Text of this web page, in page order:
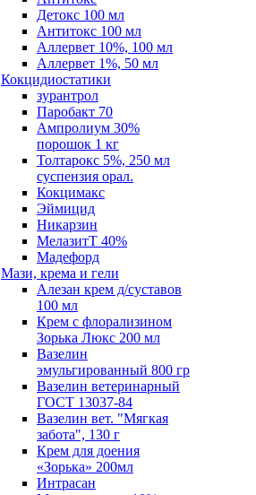
Детокс 100 мл
Антитокс 100 мл
Аллервет 10%, 100 мл
Аллервет 1%, 50 мл
Кокцидиостатики
зурантрол
Паробакт 70
Ампролиум 30%
порошок 1 кг
Толтарокс 5%, 250 мл
суспензия орал.
Кокцимакс
Эймицид
Никарзин
МелазитТ 40%
Мадефорд
Мази, крема и гели
Алезан крем д/суставов
100 мл
Крем с флорализином
Зорька Люкс 200 мл
Вазелин
эмульгированный 800 гр
Вазелин ветеринарный
ГОСТ 13037-84
Вазелин вет. "Мягкая
забота", 130 г
Крем для доения
«Зорька» 200мл
Интрасан